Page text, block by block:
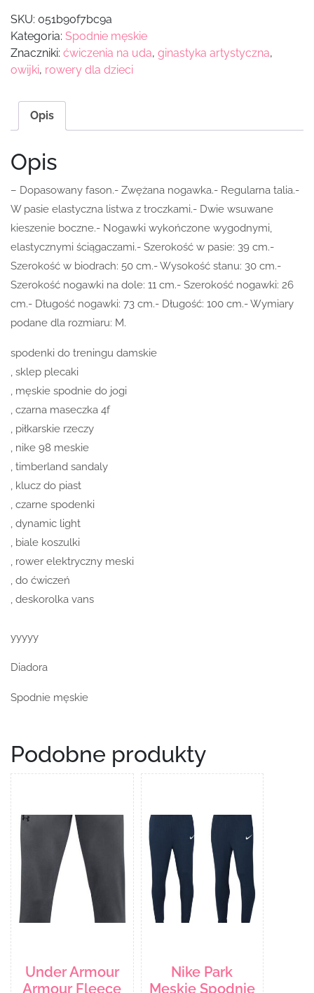
SKU: 051b90f7bc9a
Kategoria: Spodnie męskie
Znaczniki: ćwiczenia na uda, ginastyka artystyczna,
owijki, rowery dla dzieci
Opis
Opis
– Dopasowany fason.- Zwężana nogawka.- Regularna talia.-
W pasie elastyczna listwa z troczkami.- Dwie wsuwane
kieszenie boczne.- Nogawki wykończone wygodnymi,
elastycznymi ściągaczami.- Szerokość w pasie: 39 cm.-
Szerokość w biodrach: 50 cm.- Wysokość stanu: 30 cm.-
Szerokość nogawki na dole: 11 cm.- Szerokość nogawki: 26
cm.- Długość nogawki: 73 cm.- Długość: 100 cm.- Wymiary
podane dla rozmiaru: M.
spodenki do treningu damskie
, sklep plecaki
, męskie spodnie do jogi
, czarna maseczka 4f
, piłkarskie rzeczy
, nike 98 meskie
, timberland sandaly
, klucz do piast
, czarne spodenki
, dynamic light
, biale koszulki
, rower elektryczny meski
, do ćwiczeń
, deskorolka vans
yyyyy
Diadora
Spodnie męskie
Podobne produkty
Under Armour
Armour Fleece
Nike Park
Męskie Spodnie